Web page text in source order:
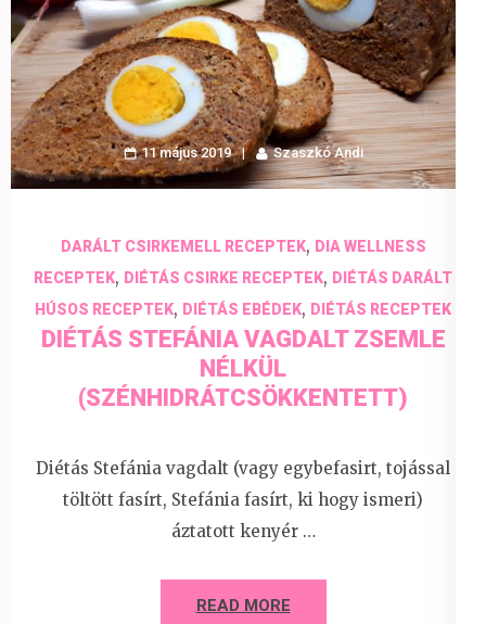
11 május 2019 Szaszkó Andi
DARÁLT CSIRKEMELL RECEPTEK, DIA WELLNESS
RECEPTEK, DIÉTÁS CSIRKE RECEPTEK, DIÉTÁS DARÁLT
HÚSOS RECEPTEK, DIÉTÁS EBÉDEK, DIÉTÁS RECEPTEK
DIÉTÁS STEFÁNIA VAGDALT ZSEMLE
NÉLKÜL
(SZÉNHIDRÁTCSÖKKENTETT)
Diétás Stefánia vagdalt (vagy egybefasirt, tojással
töltött fasírt, Stefánia fasírt, ki hogy ismeri)
áztatott kenyér …
READ MORE